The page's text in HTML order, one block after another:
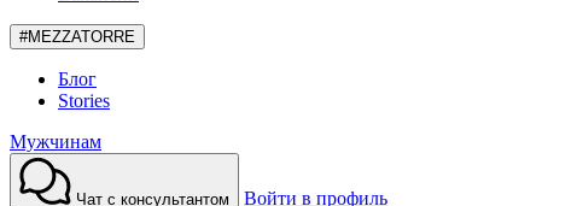
#MEZZATORRE
Блог
Stories
Мужчинам
Чат с консультантом
Войти в профиль